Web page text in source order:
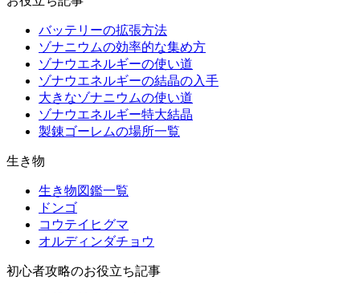
バッテリーの拡張方法
ゾナニウムの効率的な集め方
ゾナウエネルギーの使い道
ゾナウエネルギーの結晶の入手
大きなゾナニウムの使い道
ゾナウエネルギー特大結晶
製錬ゴーレムの場所一覧
生き物
生き物図鑑一覧
ドンゴ
コウテイヒグマ
オルディンダチョウ
初心者攻略のお役立ち記事